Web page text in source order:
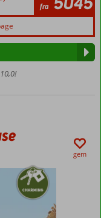
fra
gem